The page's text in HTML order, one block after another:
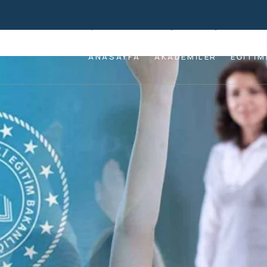
ANASAYFA AKADEMILER
Akademi Başvuru Sonuçları